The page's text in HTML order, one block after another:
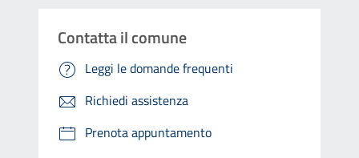
Contatta il comune
Leggi le domande frequenti
Richiedi assistenza
Prenota appuntamento